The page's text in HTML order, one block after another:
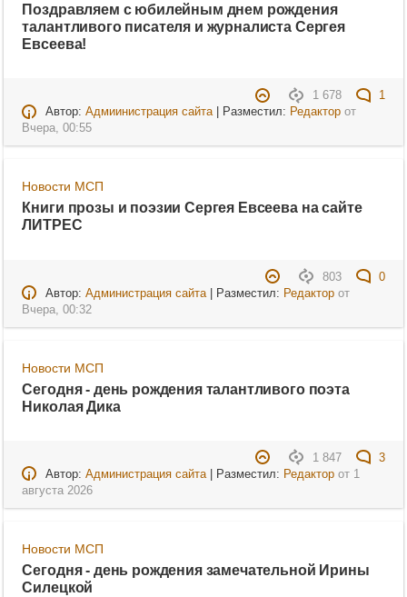
Поздравляем с юбилейным днем рождения
талантливого писателя и журналиста Сергея
Евсеева!
1 678
1
Автор: Адмиинистрация сайта| Разместил: Редакторот
Вчера, 00:55
Новости МСП
Книги прозы и поэзии Сергея Евсеева на сайте
ЛИТРЕС
803
0
Автор: Администрация сайта| Разместил: Редакторот
Вчера, 00:32
Новости МСП
Сегодня - день рождения талантливого поэта
Николая Дика
1 847
3
Автор: Администрация сайта| Разместил: Редакторот 1
августа 2026
Новости МСП
Сегодня - день рождения замечательной Ирины
Силецкой